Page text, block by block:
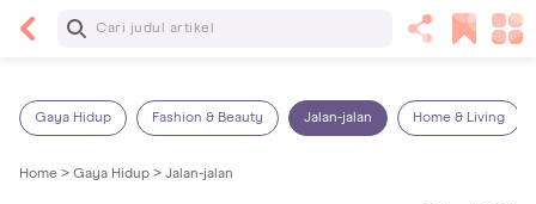
Baca Selanjutnya
Gaya Hidup Fashion & Beauty Jalan-jalan Home & Living
Home > Gaya Hidup > Jalan-jalan